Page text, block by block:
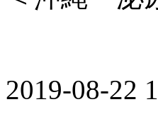
2019-08-22